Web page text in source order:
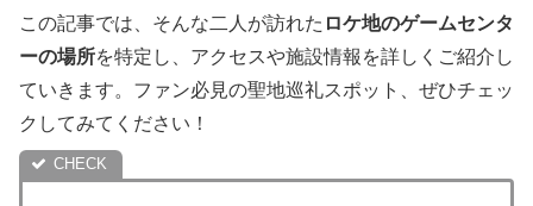
この記事では、そんな二人が訪れた ロケ地のゲームセンタ
ーの場所を特定し、アクセスや施設情報を詳しくご紹介し
ていきます。ファン必見の聖地巡礼スポット、ぜひチェッ
クしてみてください！